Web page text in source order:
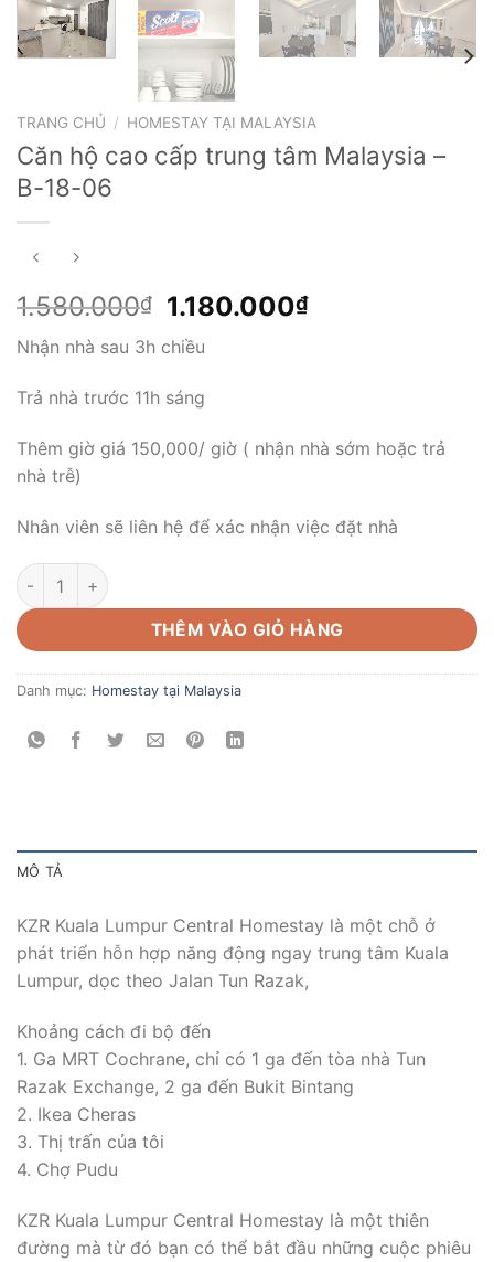
TRANG CHỦ / HOMESTAY TẠI MALAYSIA
Căn hộ cao cấp trung tâm Malaysia –
B-18-06
1.580.000₫
Giá
gốc
là:
1.580.000₫.
1.180.000₫Giá
Nhận nhà sau 3h chiều
Trả nhà trước 11h sáng
Thêm giờ giá 150,000/ giờ ( nhận nhà sớm hoặc trả
nhà trễ)
Nhân viên sẽ liên hệ để xác nhận việc đặt nhà
Căn hộ cao cấp trung tâm Malaysia - B-18-06 số lượng
THÊM VÀO GIỎ HÀNG
Danh mục: Homestay tại Malaysia
MÔ TẢ
KZR Kuala Lumpur Central Homestay là một chỗ ở
phát triển hỗn hợp năng động ngay trung tâm Kuala
Lumpur, dọc theo Jalan Tun Razak,
Khoảng cách đi bộ đến
1. Ga MRT Cochrane, chỉ có 1 ga đến tòa nhà Tun
Razak Exchange, 2 ga đến Bukit Bintang
2. Ikea Cheras
3. Thị trấn của tôi
4. Chợ Pudu
KZR Kuala Lumpur Central Homestay là một thiên
đường mà từ đó bạn có thể bắt đầu những cuộc phiêu